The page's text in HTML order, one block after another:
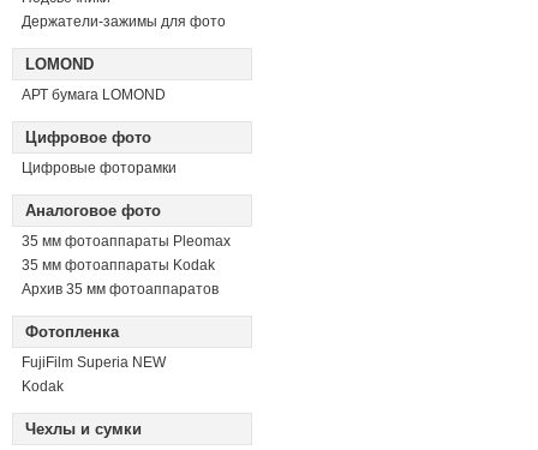
Держатели-зажимы для фото
LOMOND
АРТ бумага LOMOND
Цифровое фото
Цифровые фоторамки
Аналоговое фото
35 мм фотоаппараты Pleomax
35 мм фотоаппараты Kodak
Архив 35 мм фотоаппаратов
Фотопленка
FujiFilm Superia NEW
Kodak
Чехлы и сумки